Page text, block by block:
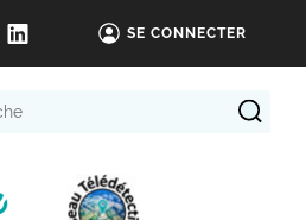
SE CONNECTER